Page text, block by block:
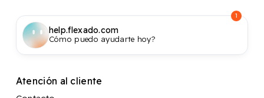
help.flexado.com
Cómo puedo ayudarte hoy?
1
Atención al cliente